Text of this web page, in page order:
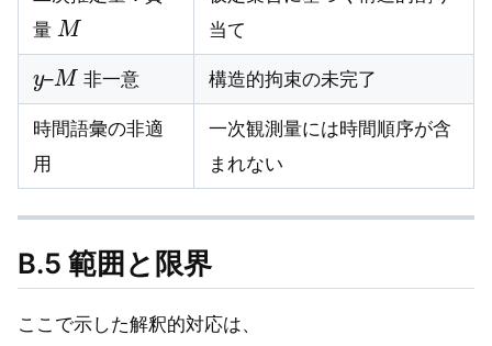
量
M
当て
y
–
M
非一意 構造的拘束の未完了
時間語彙の非適
用
一次観測量には時間順序が含
まれない
B.5 範囲と限界
ここで示した解釈的対応は、